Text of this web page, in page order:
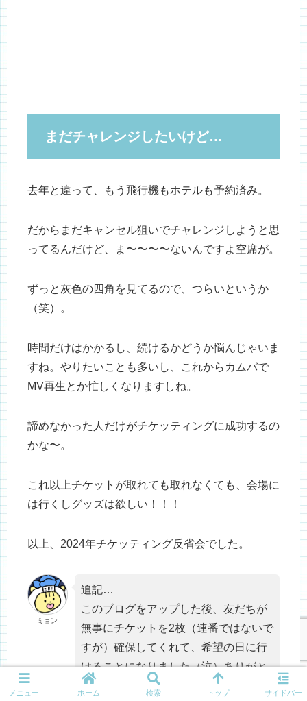
まだチャレンジしたいけど…
去年と違って、もう飛行機もホテルも予約済み。
だからまだキャンセル狙いでチャレンジしようと思
ってるんだけど、ま〜〜〜〜ないんですよ空席が。
ずっと灰色の四角を見てるので、つらいというか
（笑）。
時間だけはかかるし、続けるかどうか悩んじゃいま
すね。やりたいことも多いし、これからカムバで
MV再生とか忙しくなりますしね。
諦めなかった人だけがチケッティングに成功するの
かな〜。
これ以上チケットが取れても取れなくても、会場に
は行くしグッズは欲しい！！！
以上、2024年チケッティング反省会でした。
ミョン
追記…
このブログをアップした後、友だちが
無事にチケットを2枚（連番ではないで
すが）確保してくれて、希望の日に行
けることになりました（泣）ありがと
う〜〜〜！
メニュー ホーム 検索 トップ サイドバー